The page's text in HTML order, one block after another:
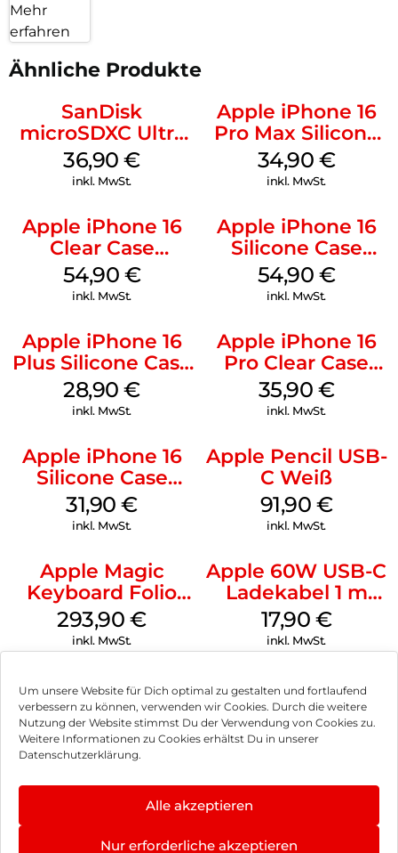
Um unsere Website für Dich optimal zu gestalten und fortlaufend
verbessern zu können, verwenden wir Cookies. Durch die weitere
Nutzung der Website stimmst Du der Verwendung von Cookies zu.
Weitere Informationen zu Cookies erhältst Du in unserer
Datenschutzerklärung.
Alle akzeptieren
Nur erforderliche akzeptieren
Mehr
erfahren
Ähnliche Produkte
SanDisk
microSDXC Ultra
128 GB + Adapter
Mobile
36,90€
inkl. MwSt.
Apple iPhone 16
Pro Max Silicone
Case MagSafe
Denim
34,90 €
inkl. MwSt.
Apple iPhone 16
Clear Case
MagSafe
Transparent
54,90 €
inkl. MwSt.
Apple iPhone 16
Silicone Case
MagSafe Lake
Green
54,90 €
inkl. MwSt.
Apple iPhone 16
Plus Silicone Case
MagSafe Black
28,90€
inkl. MwSt.
Apple iPhone 16
Pro Clear Case
MagSafe
Transparent
35,90 €
inkl. MwSt.
Apple iPhone 16
Silicone Case
MagSafe Fuchsia
31,90€
inkl. MwSt.
Apple Pencil USB-
C Weiß
91,90 €
inkl. MwSt.
Apple Magic
Keyboard Folio
iPad 10.9″ (10.Gen.)
Weiß
293,90€
inkl. MwSt.
Apple 60W USB-C
Ladekabel 1 m
Weiß
17,90 €
inkl. MwSt.
Impressum